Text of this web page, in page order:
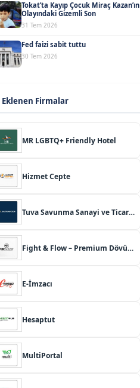
Tokat’ta Kayıp Çocuk Miraç Kazan’ın
Olayındaki Gizemli Son
31 Tem 2026
Fed faizi sabit tuttu
30 Tem 2026
Eklenen Firmalar
MR LGBTQ+ Friendly Hotel
Hizmet Cepte
Tuva Savunma Sanayi ve Ticaret Limited Şirketi
Fight & Flow – Premium Dövüş Sanatları ve Pilates Merkezi
E-İmzacı
Hesaptut
MultiPortal